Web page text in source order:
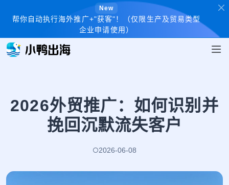
New
帮你自动执行海外推广+"获客"！（仅限生产及贸易类型
企业申请使用）
2026外贸推广：如何识别并
挽回沉默流失客户
2026-06-08